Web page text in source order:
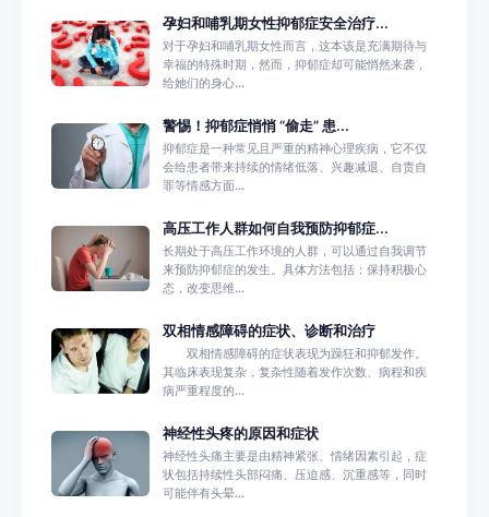
孕妇和哺乳期女性抑郁症安全治疗...
对于孕妇和哺乳期女性而言，这本该是充满期待与
幸福的特殊时期，然而，抑郁症却可能悄然来袭，
给她们的身心...
警惕！抑郁症悄悄 “偷走” 患...
抑郁症是一种常见且严重的精神心理疾病，它不仅
会给患者带来持续的情绪低落、兴趣减退、自责自
罪等情感方面...
高压工作人群如何自我预防抑郁症...
长期处于高压工作环境的人群，可以通过自我调节
来预防抑郁症的发生。具体方法包括：保持积极心
态，改变思维...
双相情感障碍的症状、诊断和治疗
双相情感障碍的症状表现为躁狂和抑郁发作。
其临床表现复杂，复杂性随着发作次数、病程和疾
病严重程度的...
神经性头疼的原因和症状
神经性头痛主要是由精神紧张、情绪因素引起，症
状包括持续性头部闷痛、压迫感、沉重感等，同时
可能伴有头晕...